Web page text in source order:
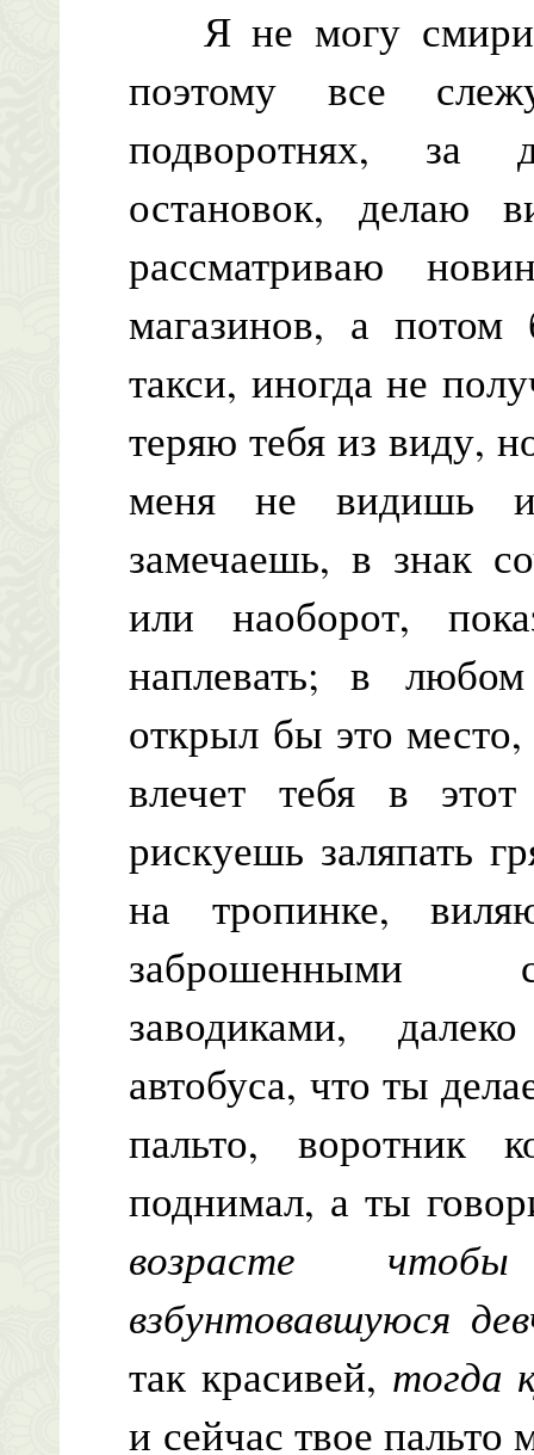
Я не могу
поэтому все
подворотнях, за
остановок, делаю
рассматриваю
магазинов, а
такси, иногда не
теряю тебя из виду,
меня не видишь
замечаешь, в знак
или наоборот,
наплевать; в
открыл бы это
влечет тебя в
рискуешь заляпать
на тропинке,
заброшенными
заводиками,
автобуса, что ты
пальто, воротник
поднимал, а ты
возрасте
взбунтовавшуюся
так красивей, тогда
и сейчас твое пальто